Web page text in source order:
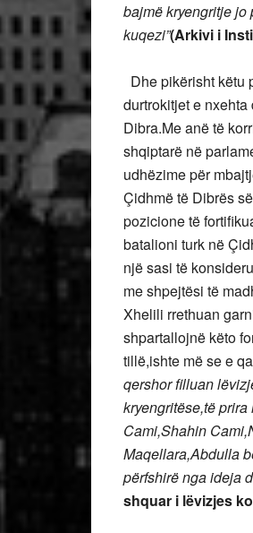
bajmë kryengritje jo
kuqezi”(Arkivi i
Dhe pikërisht këtu
durtrokitjet e
Dibra.Me anë të
shqiptarë në
udhëzime për
Çidhmë të Dibrës
pozicione të
batalioni turk në
një sasi të
me shpejtësi të
Xhelili rrethuan
shpartallojnë këto
tillë,ishte më se e
qershor filluan
kryengritëse,të
Cami,Shahin
Maqellara,Abdulla
përfshirë nga ideja
shquar i lëvizjes